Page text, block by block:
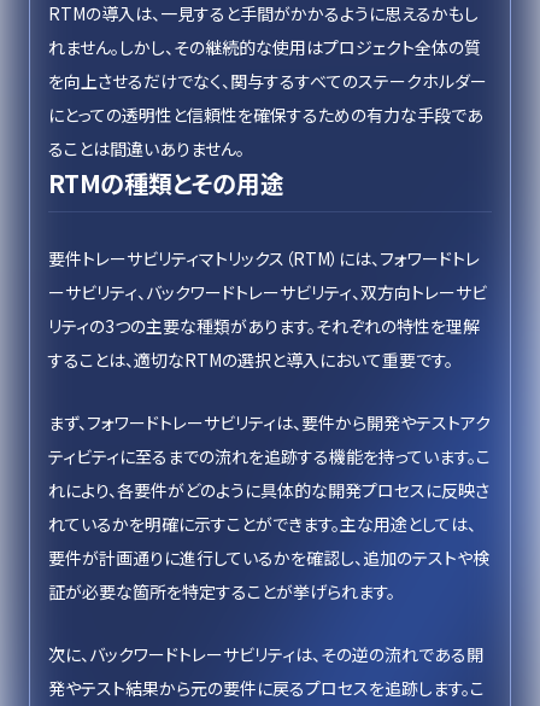
RTMの導入は、一見すると手間がかかるように思えるかもし
れません。しかし、その継続的な使用はプロジェクト全体の質
を向上させるだけでなく、関与するすべてのステークホルダー
にとっての透明性と信頼性を確保するための有力な手段であ
ることは間違いありません。
RTMの種類とその用途
要件トレーサビリティマトリックス（RTM）には、フォワードトレ
ーサビリティ、バックワードトレーサビリティ、双方向トレーサビ
リティの3つの主要な種類があります。それぞれの特性を理解
することは、適切なRTMの選択と導入において重要です。
まず、フォワードトレーサビリティは、要件から開発やテストアク
ティビティに至るまでの流れを追跡する機能を持っています。こ
れにより、各要件がどのように具体的な開発プロセスに反映さ
れているかを明確に示すことができます。主な用途としては、
要件が計画通りに進行しているかを確認し、追加のテストや検
証が必要な箇所を特定することが挙げられます。
次に、バックワードトレーサビリティは、その逆の流れである開
発やテスト結果から元の要件に戻るプロセスを追跡します。こ